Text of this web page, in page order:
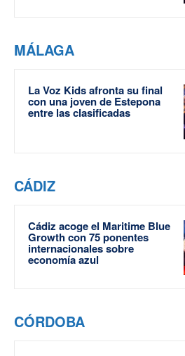
MÁLAGA
La Voz Kids afronta su final
con una joven de Estepona
entre las clasificadas
CÁDIZ
Cádiz acoge el Maritime Blue
Growth con 75 ponentes
internacionales sobre
economía azul
CÓRDOBA